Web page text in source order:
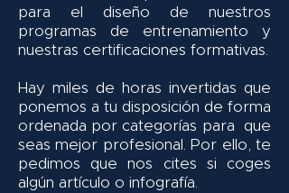
para el diseño de nuestros
programas de entrenamiento y
nuestras certificaciones formativas.
Hay miles de horas invertidas que
ponemos a tu disposición de forma
ordenada por categorías para que
seas mejor profesional. Por ello, te
pedimos que nos cites si coges
algún artículo o infografía.